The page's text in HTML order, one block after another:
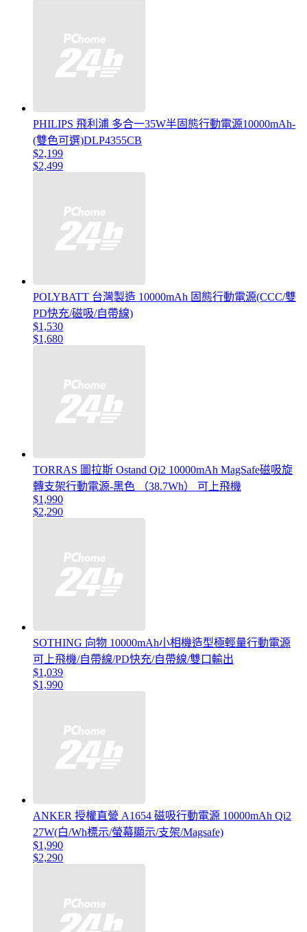
PHILIPS 飛利浦 多合一35W半固態行動電源10000mAh-
(雙色可選)DLP4355CB
$2,199
$2,499
POLYBATT 台灣製造 10000mAh 固態行動電源(CCC/雙
PD快充/磁吸/自帶線)
$1,530
$1,680
TORRAS 圖拉斯 Ostand Qi2 10000mAh MagSafe磁吸旋
轉支架行動電源-黑色 （38.7Wh） 可上飛機
$1,990
$2,290
SOTHING 向物 10000mAh小相機造型極輕量行動電源
可上飛機/自帶線/PD快充/自帶線/雙口輸出
$1,039
$1,990
ANKER 授權直營 A1654 磁吸行動電源 10000mAh Qi2
27W(白/Wh標示/螢幕顯示/支架/Magsafe)
$1,990
$2,290